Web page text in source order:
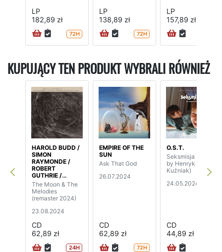
LP
182,89 zł
72H
LP
138,89 zł
72H
LP
157,89 zł
KUPUJĄCY TEN PRODUKT WYBRALI RÓWNIEŻ
HAROLD BUDD /
SIMON
RAYMONDE /
ROBERT
GUTHRIE /
ELIZABETH
FRASER
The Moon & The
Melodies
(remaster 2024)
23.08.2024
CD
62,89 zł
24H
EMPIRE OF THE
SUN
Ask That God
26.07.2024
CD
62,89 zł
72H
O.S.T.
Seksmisja (music
by Henryk
Kuźniak)
24.05.2024
CD
44,89 zł